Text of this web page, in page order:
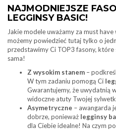
NAJMODNIEJSZE
LEGGINSY BASIC!
Jakie modele uważamy za must
możemy powiedzieć tutaj tylko o
przedstawimy Ci TOP3 fasony,
sama!
Z wysokim stanem –
W tym zadaniu pomogą Ci
Gwarantujemy, że uwydatnią
widoczne atuty Twojej
Asymetryczne – awangarda
dobrze, ponieważ legginsy
dla Ciebie idealne! Na czym